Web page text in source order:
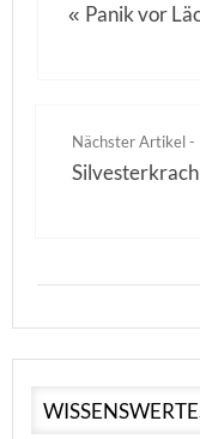
« Panik vor
Nächster Artikel -